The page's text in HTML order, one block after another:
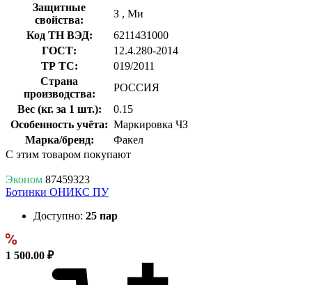
Защитные
свойства:
З , Ми
Код ТН ВЭД:
6211431000
ГОСТ:
12.4.280-2014
ТР ТС:
019/2011
Страна
производства:
РОССИЯ
Вес (кг. за 1 шт.):
0.15
Особенность учёта: Маркировка ЧЗ
Марка/бренд:
Факел
С этим товаром покупают
Эконом 87459323
Ботинки ОНИКС ПУ
Доступно: 25 пар
1 500.00 ₽